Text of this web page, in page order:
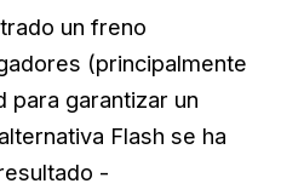
un freno
(principalmente
garantizar un
Flash se ha
-